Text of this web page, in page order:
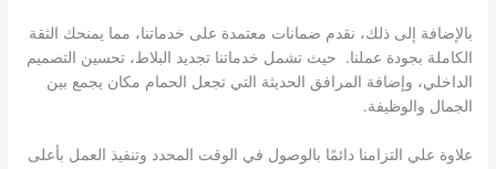
بالإضافة إلى ذلك، نقدم ضمانات معتمدة على خدماتنا، مما يمنحك الثقة
الكاملة بجودة عملنا. حيث تشمل خدماتنا تجديد البلاط، تحسين التصميم
الداخلي، وإضافة المرافق الحديثة التي تجعل الحمام مكان يجمع بين
الجمال والوظيفة.
علاوة علي التزامنا دائمًا بالوصول في الوقت المحدد وتنفيذ العمل بأعلى